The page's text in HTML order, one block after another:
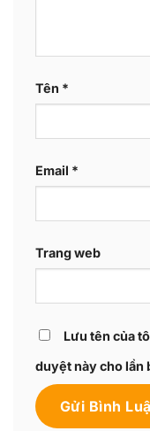
Tên *
Email *
Trang web
Lưu tên của
duyệt này cho lần